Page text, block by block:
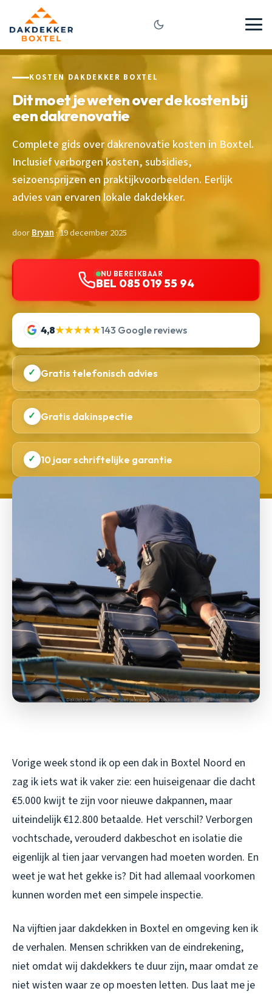
KOSTEN DAKDEKKER BOXTEL
Dit moet je weten over de kosten bij
een dakrenovatie
Complete gids over dakrenovatie kosten in Boxtel.
Inclusief verborgen kosten, subsidies,
seizoensprijzen en praktijkvoorbeelden. Eerlijk
advies van ervaren lokale dakdekker.
doorBryan · 19 december 2025
NU BEREIKBAAR
BEL 085 019 55 94
4,8★★★★★143 Google reviews
✓ Gratis telefonisch advies
✓ Gratis dakinspectie
✓ 10 jaar schriftelijke garantie
Vorige week stond ik op een dak in Boxtel Noord en
zag ik iets wat ik vaker zie: een huiseigenaar die dacht
€5.000 kwijt te zijn voor nieuwe dakpannen, maar
uiteindelijk €12.800 betaalde. Het verschil? Verborgen
vochtschade, verouderd dakbeschot en isolatie die
eigenlijk al tien jaar vervangen had moeten worden. En
weet je wat het gekke is? Dit had allemaal voorkomen
kunnen worden met een simpele inspectie.
Na vijftien jaar dakdekken in Boxtel en omgeving ken ik
de verhalen. Mensen schrikken van de eindrekening,
niet omdat wij dakdekkers te duur zijn, maar omdat ze
niet wisten waar ze op moesten letten. Dus laat me je